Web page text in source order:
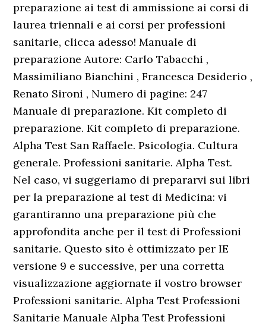
preparazione ai test di ammissione ai corsi di
laurea triennali e ai corsi per professioni
sanitarie, clicca adesso! Manuale di
preparazione Autore: Carlo Tabacchi ,
Massimiliano Bianchini , Francesca Desiderio ,
Renato Sironi , Numero di pagine: 247
Manuale di preparazione. Kit completo di
preparazione. Kit completo di preparazione.
Alpha Test San Raffaele. Psicologia. Cultura
generale. Professioni sanitarie. Alpha Test.
Nel caso, vi suggeriamo di prepararvi sui libri
per la preparazione al test di Medicina: vi
garantiranno una preparazione più che
approfondita anche per il test di Professioni
sanitarie. Questo sito è ottimizzato per IE
versione 9 e successive, per una corretta
visualizzazione aggiornate il vostro browser
Professioni sanitarie. Alpha Test Professioni
Sanitarie Manuale Alpha Test Professioni